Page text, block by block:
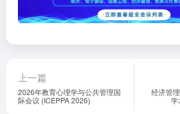
上一篇
2026年教育心理学与公共管理国
际会议 (ICEPPA 2026)
经济管
学